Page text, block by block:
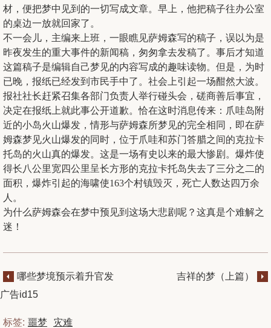
材，便把梦中见到的一切写成文章。早上，他把稿子往办公室
的桌边一放就回家了。
不一会儿，主编来上班，一眼瞧见萨姆森写的稿子，误以为是
昨夜发生的重大事件的新闻稿，匆匆拿去发稿了。事后才知道
这篇稿子是编辑自己梦见的内容写成的趣味读物。但是，为时
已晚，报纸已经发到市民手中了。社会上引起一场酣然大波。
报社社长赶紧召集各部门负责人举行碰头会，磋商善后事宜，
决定在报纸上就此事公开道歉。恰在这时消息传来：爪哇岛附
近的小岛火山爆发，情形与萨姆森所梦见的完全相同，即在萨
姆森梦见火山爆发的同时，位于爪哇和苏门答腊之间的克拉卡
托岛的火山真的爆发。这是一场有史以来的最大惨剧。爆炸使
得长八公里宽四公里呈长方形的克拉卡托岛失去了三分之二的
面积，爆炸引起的海啸使163个村镇毁灭，死亡人数达四万余
人。
为什么萨姆森会在梦中预见到这场大悲剧呢？这真是个难解之
迷！
哪些梦境预示着升官发
吉祥的梦（上篇）
广告id15
标签: 噩梦 灾难